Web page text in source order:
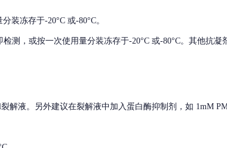
装冻存于-20°C 或-80°C。
测，或按一次使用量分装冻存于-20°C 或-80°C。其他抗凝
解液。另外建议在裂解液中加入蛋白酶抑制剂，如 1mM